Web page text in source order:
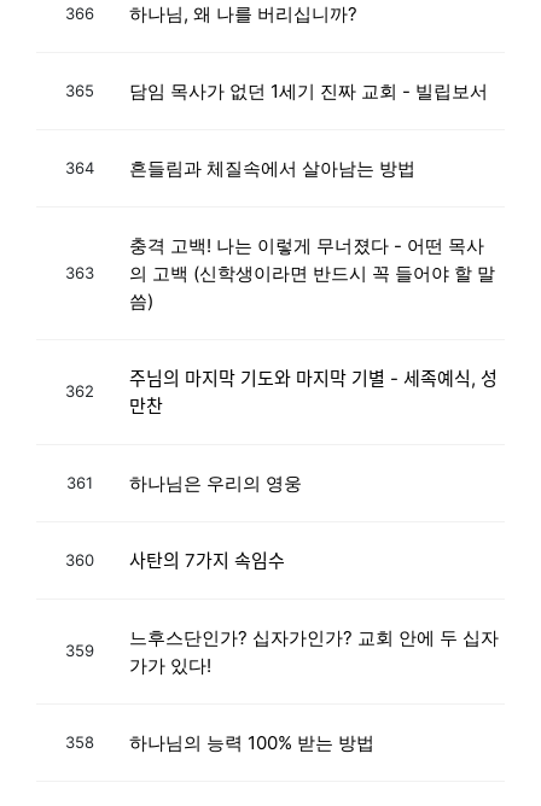
366 하나님, 왜 나를 버리십니까?
365 담임 목사가 없던 1세기 진짜 교회 - 빌립보서
364 흔들림과 체질속에서 살아남는 방법
363
충격 고백! 나는 이렇게 무너졌다 - 어떤 목사
의 고백 (신학생이라면 반드시 꼭 들어야 할 말
씀)
362
주님의 마지막 기도와 마지막 기별 - 세족예식, 성
만찬
361 하나님은 우리의 영웅
360 사탄의 7가지 속임수
359
느후스단인가? 십자가인가? 교회 안에 두 십자
가가 있다!
358 하나님의 능력 100% 받는 방법